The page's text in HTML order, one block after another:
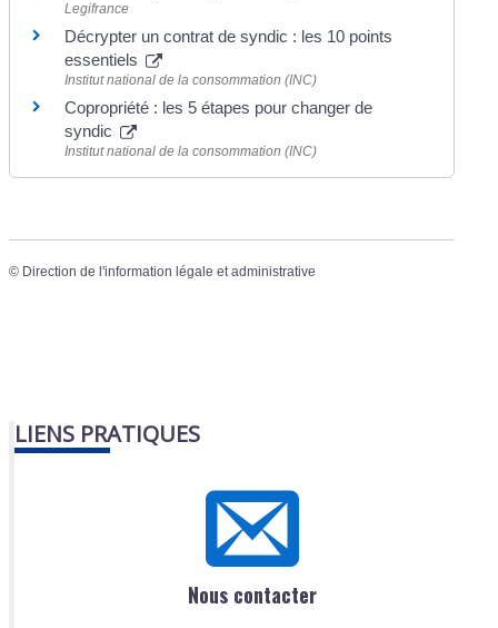
Legifrance
Décrypter un contrat de syndic : les 10 points
essentiels
Institut national de la consommation (INC)
Copropriété : les 5 étapes pour changer de
syndic
Institut national de la consommation (INC)
© Direction de l'information légale et administrative
LIENS PRATIQUES
Nous contacter